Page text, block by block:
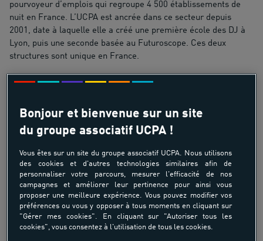
pourvoyeur d’emplois qui regroupe 4 500 établissements de
nuit en France. L’UCPA est ancrée dans ce secteur depuis
2001, date à laquelle elle a créé une première école des DJ à
Lyon, puis une seconde basée au Futuroscope. Ces deux
structures sont unique en France.
L’école des DJ est un projet d’envergure destiné à former
France et à l’étranger, qui désirent rejoindre ce secteur
d’activité porteur.
Partager
Bonjour et bienvenue sur un site
du groupe associatif UCPA !
Vous êtes sur un site du groupe associatif UCPA. Nous utilisons
des cookies et d'autres technologies similaires afin de
personnaliser votre parcours, mesurer l'efficacité de nos
campagnes et améliorer leur pertinence pour ainsi vous
proposer une meilleure expérience. Vous pouvez modifier vos
préférences ou vous y opposer à tous moments en cliquant sur
"Gérer mes cookies". En cliquant sur "Autoriser tous les
cookies", vous consentez à l'utilisation de tous les cookies.